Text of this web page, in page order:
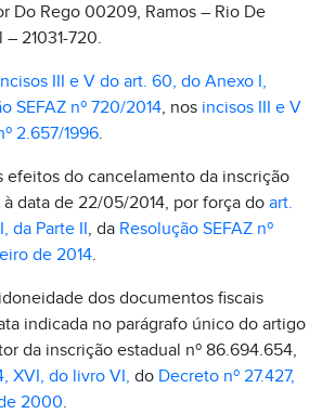
Do Rego 00209, Ramos – Rio De
21031-720.
III e V do art. 60, do Anexo I,
SEFAZ nº 720/2014, nos incisos III e V
2.657/1996.
efeitos do cancelamento da inscrição
data de 22/05/2014, por força do art.
da Parte II, da Resolução SEFAZ nº
de 2014.
dos documentos fiscais
indicada no parágrafo único do artigo
da inscrição estadual nº 86.694.654,
XVI, do livro VI, do Decreto nº 27.427,
2000.